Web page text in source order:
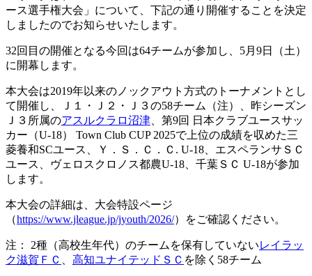
ース選手権大会」について、下記の通り開催することを決定
しましたのでお知らせいたします。
32回目の開催となる今回は64チームが参加し、5月9日（土）
に開幕します。
本大会は2019年以来のノックアウト方式のトーナメントとし
て開催し、Ｊ１・Ｊ２・Ｊ３の58チーム（注）、昨シーズン
Ｊ３所属のアスルクラロ沼津 、第9回 日本クラブユースサッ
カー（U-18） Town Club CUP 2025で上位の成績を収めた三
菱養和SCユース、Ｙ．Ｓ．Ｃ．Ｃ. U-18、エスペランサＳＣ
ユース、ヴェロスクロノス都農U-18、千葉ＳＣ U-18が参加
します。
本大会の詳細は、大会特設ページ
（https://www.jleague.jp/jyouth/2026/）をご確認ください。
注： 2種（高校生年代）のチームを保有していないレイラッ
ク滋賀ＦＣ
高知ユナイテッドＳＣ を除く58チーム